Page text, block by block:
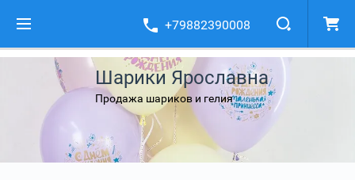
+79882390008
Шарики Ярославна
Продажа шариков и гелия